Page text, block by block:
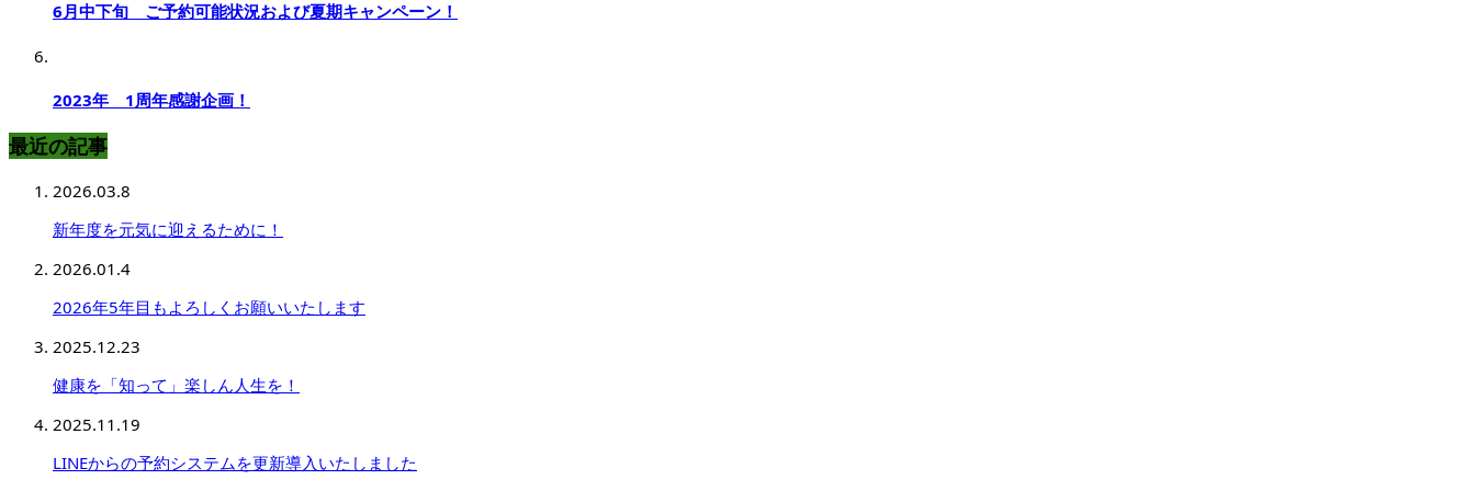
6月中下旬 ご予約可能状況および夏期キャンペーン！
2023年 1周年感謝企画！
最近の記事
2026.03.8
新年度を元気に迎えるために！
2026.01.4
2026年5年目もよろしくお願いいたします
2025.12.23
健康を「知って」楽しん人生を！
2025.11.19
LINEからの予約システムを更新導入いたしました